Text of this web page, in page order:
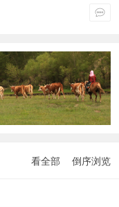
看全部 倒序浏览